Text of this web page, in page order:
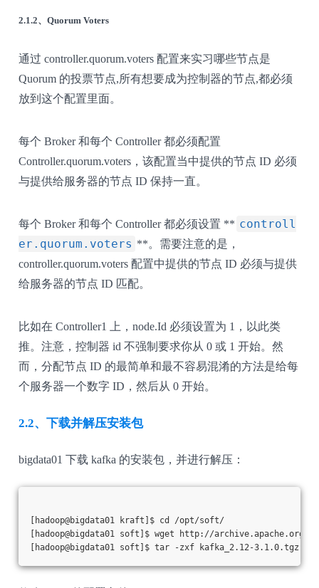
2.1.2、Quorum Voters
通过 controller.quorum.voters 配置来实习哪些节点是
Quorum 的投票节点,所有想要成为控制器的节点,都必须
放到这个配置里面。
每个 Broker 和每个 Controller 都必须配置
Controller.quorum.voters，该配置当中提供的节点 ID 必须
与提供给服务器的节点 ID 保持一直。
每个 Broker 和每个 Controller 都必须设置 ** controll
er.quorum.voters **。需要注意的是，
controller.quorum.voters 配置中提供的节点 ID 必须与提供
给服务器的节点 ID 匹配。
比如在 Controller1 上，node.Id 必须设置为 1，以此类
推。注意，控制器 id 不强制要求你从 0 或 1 开始。然
而，分配节点 ID 的最简单和最不容易混淆的方法是给每
个服务器一个数字 ID，然后从 0 开始。
2.2、下载并解压安装包
bigdata01 下载 kafka 的安装包，并进行解压：
[hadoop@bigdata01 kraft]$ cd /opt/soft/
[hadoop@bigdata01 soft]$ wget http://
[hadoop@bigdata01 soft]$ tar -zxf kafka_2.12-3.1.0.tgz